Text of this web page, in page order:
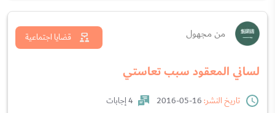
من مجهول
لساني المعقود سبب تعاستي
قضايا اجتماعية
تاريخ النشر:
4 إجابات